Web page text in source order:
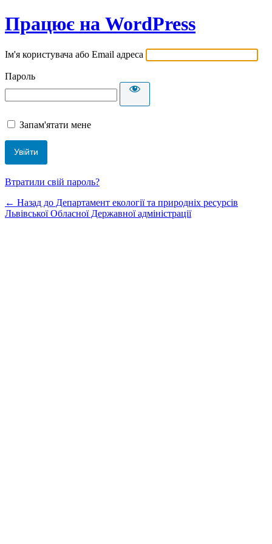
Працює на WordPress
Ім'я користувача або Email адреса
Пароль
Запам'ятати мене
Втратили свій пароль?
← Назад до Департамент екології та природніх ресурсів
Львівської Обласної Державної адміністрації